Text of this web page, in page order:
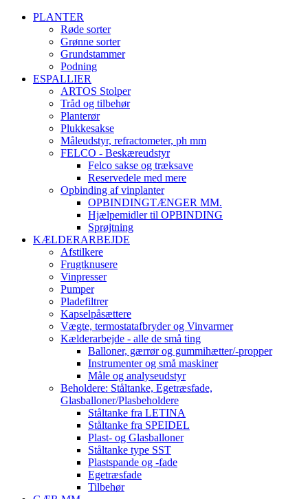
PLANTER
Røde sorter
Grønne sorter
Grundstammer
Podning
ESPALLIER
ARTOS Stolper
Tråd og tilbehør
Planterør
Plukkesakse
Måleudstyr, refractometer, ph mm
FELCO - Beskæreudstyr
Felco sakse og træksave
Reservedele med mere
Opbinding af vinplanter
OPBINDINGTÆNGER MM.
Hjælpemidler til OPBINDING
Sprøjtning
KÆLDERARBEJDE
Afstilkere
Frugtknusere
Vinpresser
Pumper
Pladefiltrer
Kapselpåsættere
Vægte, termostatafbryder og Vinvarmer
Kælderarbejde - alle de små ting
Balloner, gærrør og gummihætter/-propper
Instrumenter og små maskiner
Måle og analyseudstyr
Beholdere: Ståltanke, Egetræsfade,
Glasballoner/Plasbeholdere
Ståltanke fra LETINA
Ståltanke fra SPEIDEL
Plast- og Glasballoner
Ståltanke type SST
Plastspande og -fade
Egetræsfade
Tilbehør